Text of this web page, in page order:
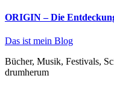
ORIGIN – Die
Das ist mein Blog
Bücher, Musik, Festivals,
drumherum